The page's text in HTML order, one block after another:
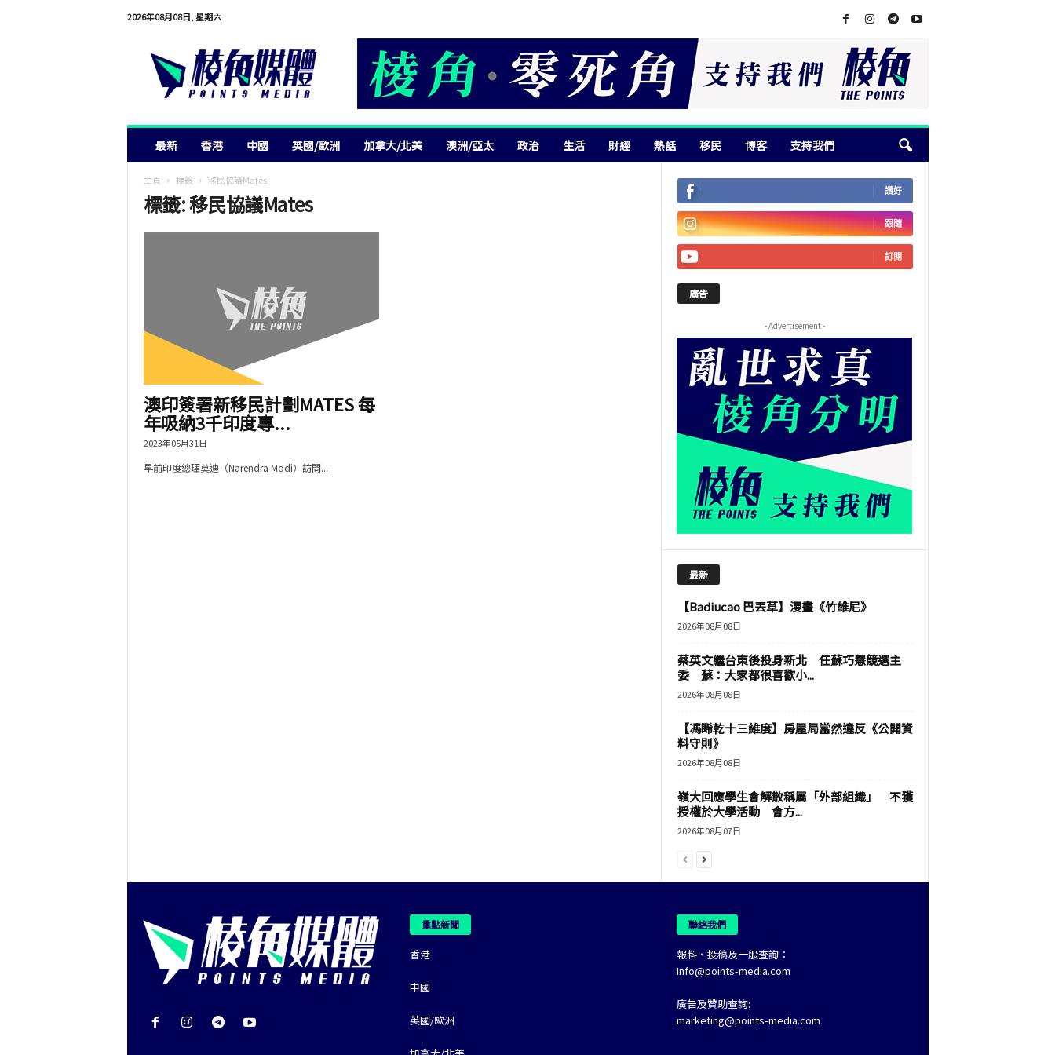
2026年08月08日, 星期六
最新 香港 中國 英國/歐洲 加拿大/北美 澳洲/亞太 政治 生活 財經 熱話 移民 博客 支持我們
主頁 標籤 移民協議Mates
標籤: 移民協議Mates
澳印簽署新移民計劃MATES 每
年吸納3千印度專...
2023年05月31日
早前印度總理莫迪（Narendra Modi）訪問...
讚好
跟隨
訂閱
廣告
- Advertisement -
最新
【Badiucao 巴丟草】漫畫《竹維尼》
2026年08月08日
蔡英文繼台東後投身新北 任蘇巧慧競選主
委 蘇：大家都很喜歡小...
2026年08月08日
【馮睎乾十三維度】房屋局當然違反《公開資
料守則》
2026年08月08日
嶺大回應學生會解散稱屬「外部組織」 不獲
授權於大學活動 會方...
2026年08月07日
重點新聞
香港
中國
英國/歐洲
聯絡我們
報料、投稿及一般查詢：
Info@points-media.com
廣告及贊助查詢:
marketing@points-media.com